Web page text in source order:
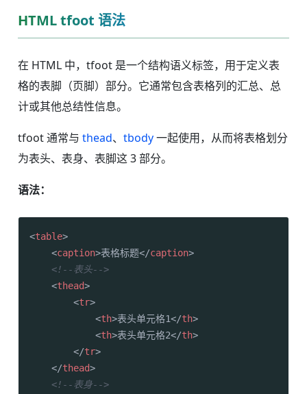
HTML tfoot 语法
在 HTML 中，tfoot 是一个结构语义标签，用于定义表
格的表脚（页脚）部分。它通常包含表格列的汇总、总
计或其他总结性信息。
tfoot 通常与 thead、 tbody一起使用，从而将表格划分
为表头、表身、表脚这 3 部分。
语法：
<table>
<caption>表格标题</caption>
<!--表头-->
<thead>
<tr>
<th>表头单元格1</th>
<th>表头单元格2</th>
</tr>
</thead>
<!--表身-->